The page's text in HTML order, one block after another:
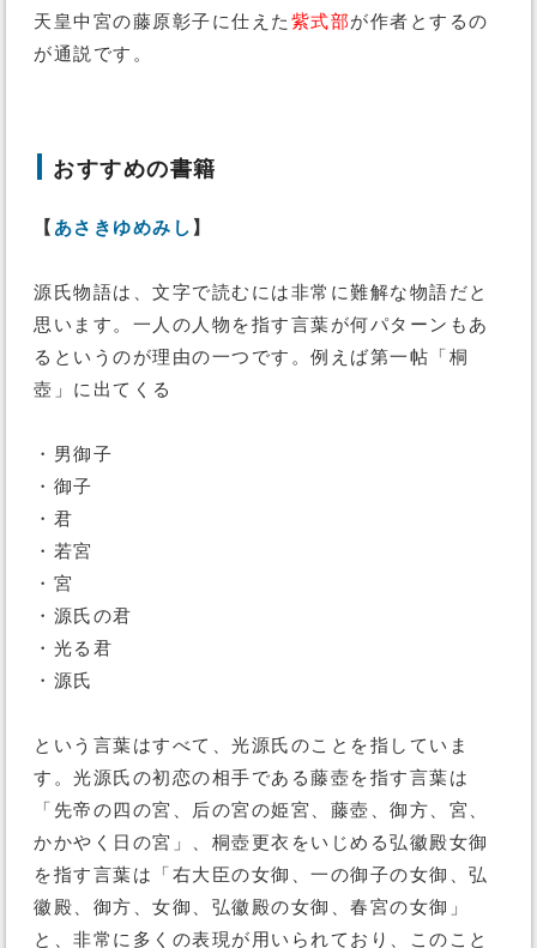
天皇中宮の藤原彰子に仕えた 紫式部が作者とするの
が通説です。
おすすめの書籍
【 あさきゆめみし 】
源氏物語は、文字で読むには非常に難解な物語だと
思います。一人の人物を指す言葉が何パターンもあ
るというのが理由の一つです。例えば第一帖「桐
壺」に出てくる
・男御子
・御子
・君
・若宮
・宮
・源氏の君
・光る君
・源氏
という言葉はすべて、光源氏のことを指していま
す。光源氏の初恋の相手である藤壺を指す言葉は
「先帝の四の宮、后の宮の姫宮、藤壺、御方、宮、
かかやく日の宮」、桐壺更衣をいじめる弘徽殿女御
を指す言葉は「右大臣の女御、一の御子の女御、弘
徽殿、御方、女御、弘徽殿の女御、春宮の女御」
と、非常に多くの表現が用いられており、このこと